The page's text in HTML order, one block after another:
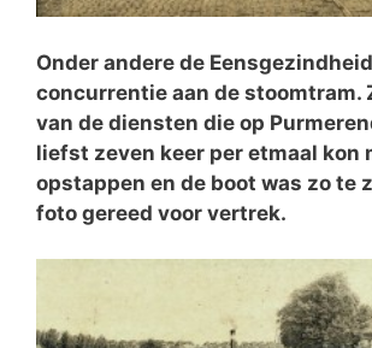
Onder andere de
concurrentie aan de stoomtram.
van de diensten die op
liefst zeven keer per etmaal kon
opstappen en de boot was zo te
foto gereed voor vertrek.